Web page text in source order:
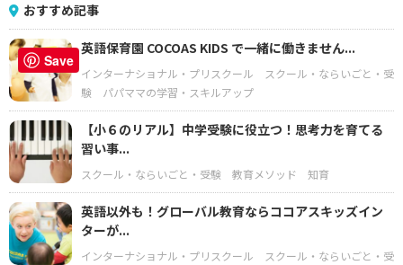
おすすめ記事
英語保育園 COCOAS KIDS で一緒に働きません...
インターナショナル・プリスクール
スクール・ならいごと・受
験
パパママの学習・スキルアップ
【小６のリアル】中学受験に役立つ！思考力を育てる
習い事...
スクール・ならいごと・受験 教育メソッド 知育
英語以外も！グローバル教育ならココアスキッズイン
ターが...
インターナショナル・プリスクール
スクール・ならいごと・受
Save